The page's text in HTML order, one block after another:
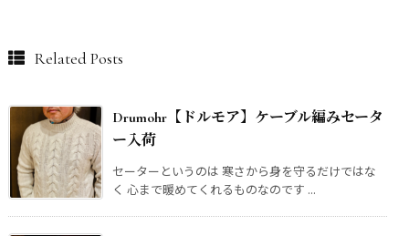
Related Posts
Drumohr【ドルモア】ケーブル編みセータ
ー入荷
セーターというのは 寒さから身を守るだけではな
く 心まで暖めてくれるものなのです ...